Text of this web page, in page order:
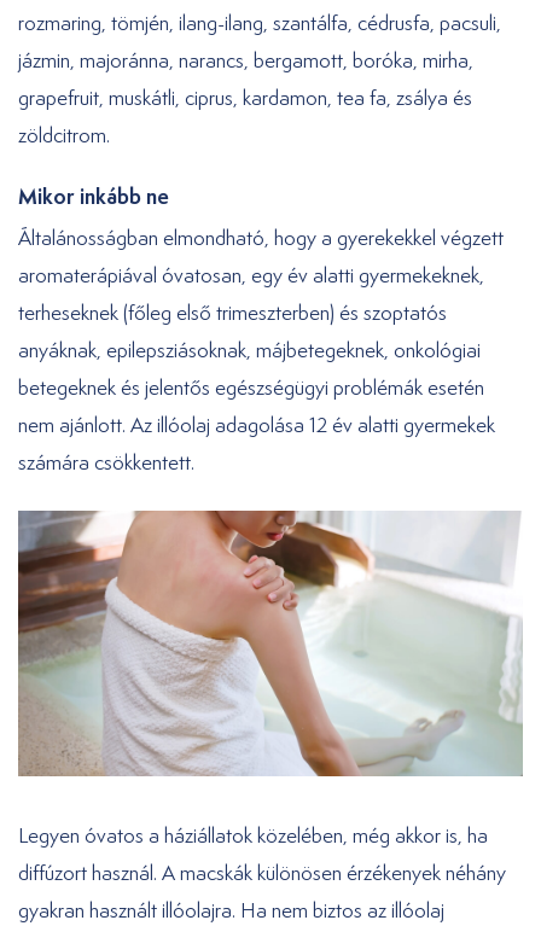
rozmaring, tömjén, ilang-ilang, szantálfa, cédrusfa, pacsuli,
jázmin, majoránna, narancs, bergamott, boróka, mirha,
grapefruit, muskátli, ciprus, kardamon, tea fa, zsálya és
zöldcitrom.
Mikor inkább ne
Általánosságban elmondható, hogy a gyerekekkel végzett
aromaterápiával óvatosan, egy év alatti gyermekeknek,
terheseknek (főleg első trimeszterben) és szoptatós
anyáknak, epilepsziásoknak, májbetegeknek, onkológiai
betegeknek és jelentős egészségügyi problémák esetén
nem ajánlott. Az illóolaj adagolása 12 év alatti gyermekek
számára csökkentett.
Legyen óvatos a háziállatok közelében, még akkor is, ha
diffúzort használ. A macskák különösen érzékenyek néhány
gyakran használt illóolajra. Ha nem biztos az illóolaj